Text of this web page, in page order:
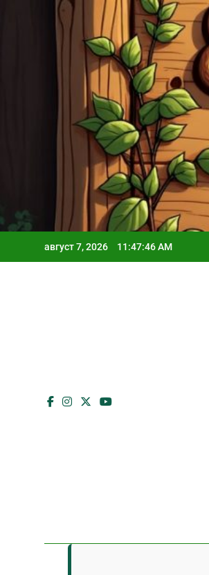
август 7, 2026 11:47:47 AM